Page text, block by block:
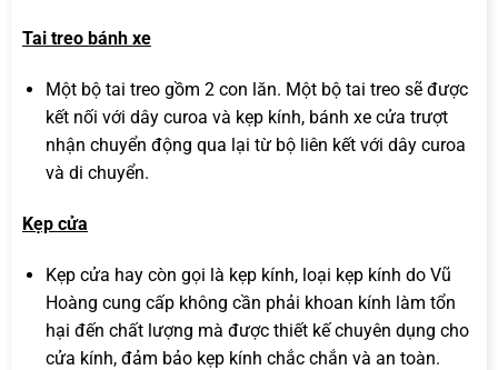
Tai treo bánh xe
Một bộ tai treo gồm 2 con lăn. Một bộ tai treo sẽ được
kết nối với dây curoa và kẹp kính, bánh xe cửa trượt
nhận chuyển động qua lại từ bộ liên kết với dây curoa
và di chuyển.
Kẹp cửa
Kẹp cửa hay còn gọi là kẹp kính, loại kẹp kính do Vũ
Hoàng cung cấp không cần phải khoan kính làm tổn
hại đến chất lượng mà được thiết kế chuyên dụng cho
cửa kính, đảm bảo kẹp kính chắc chắn và an toàn.